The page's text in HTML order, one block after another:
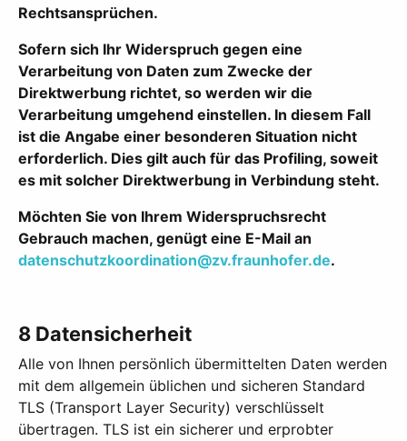
Rechtsansprüchen.
Sofern sich Ihr Widerspruch gegen eine
Verarbeitung von Daten zum Zwecke der
Direktwerbung richtet, so werden wir die
Verarbeitung umgehend einstellen. In diesem Fall
ist die Angabe einer besonderen Situation nicht
erforderlich. Dies gilt auch für das Profiling, soweit
es mit solcher Direktwerbung in Verbindung steht.
Möchten Sie von Ihrem Widerspruchsrecht
Gebrauch machen, genügt eine E-Mail an
datenschutzkoordination@zv.fraunhofer.de.
8 Datensicherheit
Alle von Ihnen persönlich übermittelten Daten werden
mit dem allgemein üblichen und sicheren Standard
TLS (Transport Layer Security) verschlüsselt
übertragen. TLS ist ein sicherer und erprobter